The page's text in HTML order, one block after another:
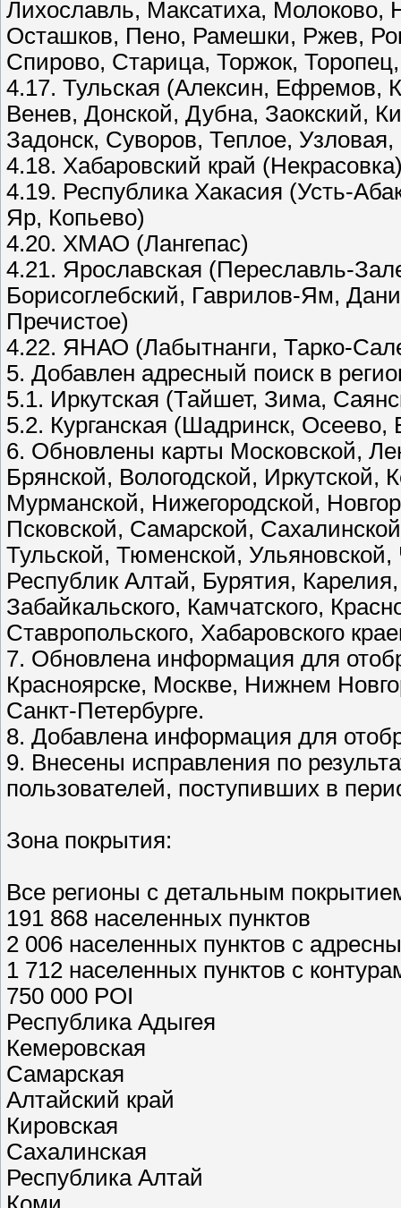
Лихославль, Максатиха,
Осташков, Пено, Рамешки, Ржев,
Спирово, Старица, Торжок,
4.17. Тульская (Алексин, Ефремов,
Венев, Донской, Дубна, Заокский,
Задонск, Суворов, Теплое,
4.18. Хабаровский край
4.19. Республика Хакасия (Усть-
Яр, Копьево)
4.20. ХМАО (Лангепас)
4.21. Ярославская (Переславль-
Борисоглебский, Гаврилов-Ям,
Пречистое)
4.22. ЯНАО (Лабытнанги, Тарко-
5. Добавлен адресный поиск в
5.1. Иркутская (Тайшет, Зима,
5.2. Курганская (Шадринск, Осеево,
6. Обновлены карты Московской,
Брянской, Вологодской, Иркутской,
Мурманской, Нижегородской,
Псковской, Самарской,
Тульской, Тюменской,
Республик Алтай, Бурятия,
Забайкальского, Камчатского,
Ставропольского, Хабаровского
7. Обновлена информация для
Красноярске, Москве, Нижнем
Санкт-Петербурге.
8. Добавлена информация для
9. Внесены исправления по
пользователей, поступивших в
Зона покрытия:
Все регионы с детальным
191 868 населенных пунктов
2 006 населенных пунктов с
1 712 населенных пунктов с
750 000 POI
Республика Адыгея
Кемеровская
Самарская
Алтайский край
Кировская
Сахалинская
Республика Алтай